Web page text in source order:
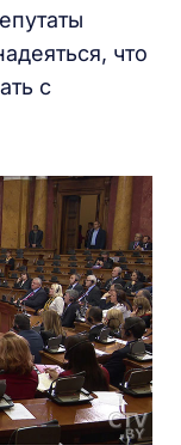
что
с